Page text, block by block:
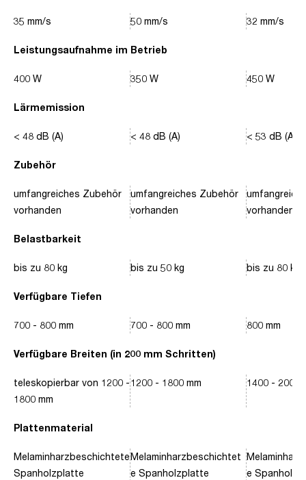
Leistungsaufnahme im Betrieb
Lärmemission
Zubehör
Belastbarkeit
Verfügbare Tiefen
Verfügbare Breiten (in 200 mm Schritten)
Plattenmaterial
35 mm/s
400 W
< 48 dB (A)
umfangreiches Zubehör
vorhanden
bis zu 80 kg
700 - 800 mm
teleskopierbar von 1200 -
1800 mm
Melaminharzbeschichtete
Spanholzplatte
50 mm/s
350 W
< 48 dB (A)
umfangreiches Zubehör
vorhanden
bis zu 50 kg
700 - 800 mm
1200 - 1800 mm
Melaminharzbeschichtet
e Spanholzplatte
32 mm/s
450 W
< 53 dB (A)
vorhanden
bis zu 80 kg
800 mm
1400 - 2000
e